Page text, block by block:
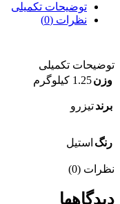
توضیحات تکمیلی
نظرات (0)
توضیحات تکمیلی
وزن1.25 کیلوگرم
برندتیزرو
رنگ استیل
نظرات (0)
دیدگاهها